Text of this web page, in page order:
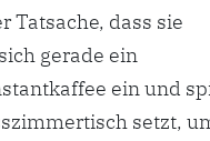
Tatsache, dass sie
gerade ein
ein und
setzt,